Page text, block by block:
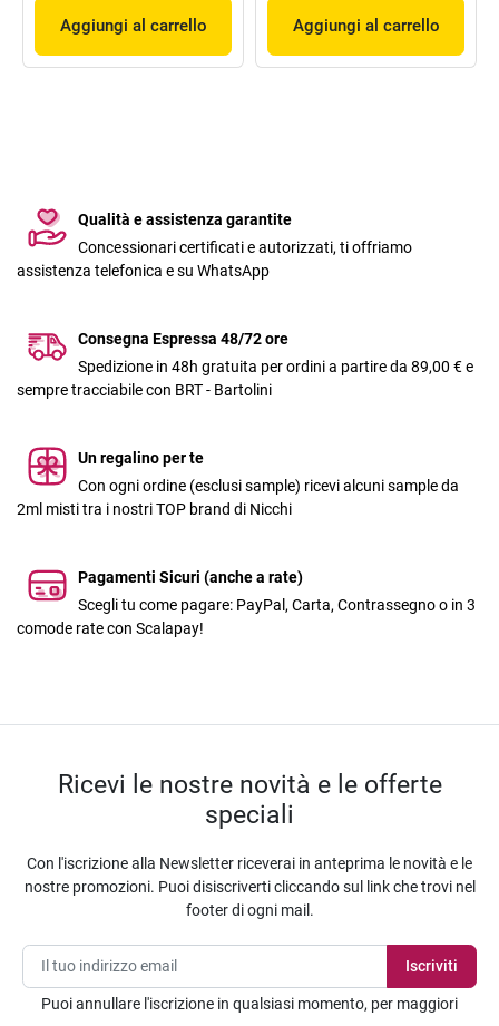
Aggiungi al carrello Aggiungi al carrello
Qualità e assistenza garantite
Concessionari certificati e autorizzati, ti offriamo
assistenza telefonica e su WhatsApp
Consegna Espressa 48/72 ore
Spedizione in 48h gratuita per ordini a partire da 89,00 € e
sempre tracciabile con BRT - Bartolini
Un regalino per te
Con ogni ordine (esclusi sample) ricevi alcuni sample da
2ml misti tra i nostri TOP brand di Nicchi
Pagamenti Sicuri (anche a rate)
Scegli tu come pagare: PayPal, Carta, Contrassegno o in 3
comode rate con Scalapay!
Ricevi le nostre novità e le offerte
speciali
Con l'iscrizione alla Newsletter riceverai in anteprima le novità e le
nostre promozioni. Puoi disiscriverti cliccando sul link che trovi nel
footer di ogni mail.
Puoi annullare l'iscrizione in qualsiasi momento, per maggiori